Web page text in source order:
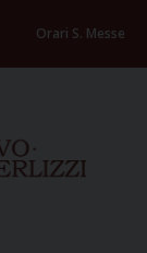
Orari S. Messe